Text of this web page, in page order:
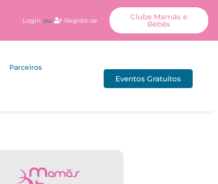
Login ou Registe-se Clube Mamãs e
Bebés
Parceiros
Eventos Gratuitos